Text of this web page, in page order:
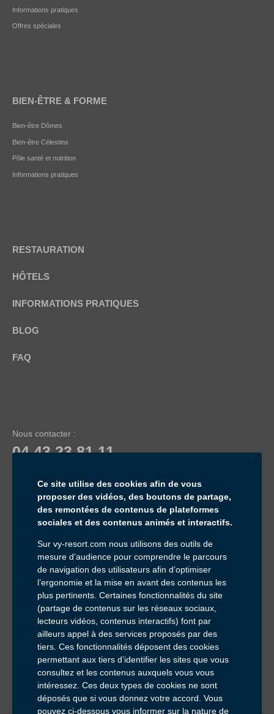
Informations pratiques
Offres spéciales
BIEN-ÊTRE & FORME
Bien-être Dômes
Bien-être Célestins
Pôle santé et nutrition
Informations pratiques
RESTAURATION
HÔTELS
INFORMATIONS PRATIQUES
BLOG
FAQ
Nous contacter :
04 43 23 81 11
Inscrivez-vous à notre newsletter :
Email *
Pour ne rien manquer de nos offres et actualités
Consultation du site internet et RGPD
Ce site utilise des cookies afin de vous
proposer des vidéos, des boutons de partage,
des remontées de contenus de plateformes
sociales et des contenus animés et interactifs.
Sur vy-resort.com nous utilisons des outils de
mesure d’audience pour comprendre le parcours
de navigation des utilisateurs afin d’optimiser
l’ergonomie et la mise en avant des contenus les
plus pertinents. Certaines fonctionnalités du site
(partage de contenus sur les réseaux sociaux,
lecteurs vidéos, contenus interactifs) font par
ailleurs appel à des services proposés par des
tiers. Ces fonctionnalités déposent des cookies
permettant aux tiers d’identifier les sites que vous
consultez et les contenus auxquels vous vous
intéressez. Ces deux types de cookies ne sont
déposés que si vous donnez votre accord. Vous
pouvez ci-dessous vous informer sur la nature de